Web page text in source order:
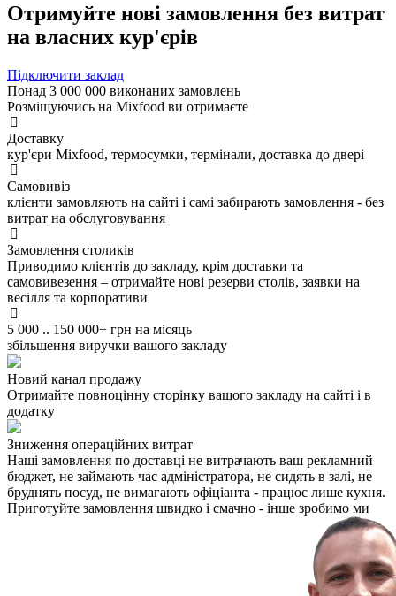
Отримуйте нові замовлення без витрат
на власних кур'єрів
Підключити заклад
Понад 3 000 000 виконаних замовлень
Розміщуючись на Mixfood ви отримаєте
Доставку
кур'єри Mixfood, термосумки, термінали, доставка до двері
Самовивіз
клієнти замовляють на сайті і самі забирають замовлення - без
витрат на обслуговування
Замовлення столиків
Приводимо клієнтів до закладу, крім доставки та
самовивезення – отримайте нові резерви столів, заявки на
весілля та корпоративи
5 000 .. 150 000+ грн на місяць
збільшення виручки вашого закладу
Новий канал продажу
Отримайте повноцінну сторінку вашого закладу на сайті і в
додатку
Зниження операційних витрат
Наші замовлення по доставці не витрачають ваш рекламний
бюджет, не займають час адміністратора, не сидять в залі, не
бруднять посуд, не вимагають офіціанта - працює лише кухня.
Приготуйте замовлення швидко і смачно - інше зробимо ми